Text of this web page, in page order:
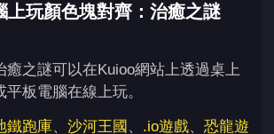
上玩顏色塊對齊：治癒之謎
癒之謎可以在Kuioo網站上透過桌上
板電腦在線上玩。
鐵跑庫、 沙河王國 、 .io遊戲、 恐龍遊